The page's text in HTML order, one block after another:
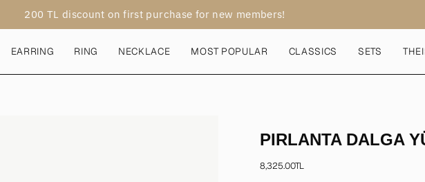
200 TL discount on first purchase for new members!
EARRING RING NECKLACE MOST POPULAR CLASSICS SETS
PIRLANTA DALGA
8,325.00TL